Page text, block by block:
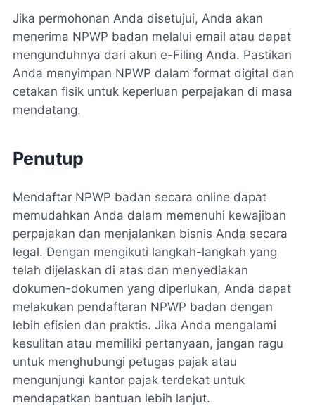
Jika permohonan Anda disetujui, Anda akan
menerima NPWP badan melalui email atau dapat
mengunduhnya dari akun e-Filing Anda. Pastikan
Anda menyimpan NPWP dalam format digital dan
cetakan fisik untuk keperluan perpajakan di masa
mendatang.
Penutup
Mendaftar NPWP badan secara online dapat
memudahkan Anda dalam memenuhi kewajiban
perpajakan dan menjalankan bisnis Anda secara
legal. Dengan mengikuti langkah-langkah yang
telah dijelaskan di atas dan menyediakan
dokumen-dokumen yang diperlukan, Anda dapat
melakukan pendaftaran NPWP badan dengan
lebih efisien dan praktis. Jika Anda mengalami
kesulitan atau memiliki pertanyaan, jangan ragu
untuk menghubungi petugas pajak atau
mengunjungi kantor pajak terdekat untuk
mendapatkan bantuan lebih lanjut.